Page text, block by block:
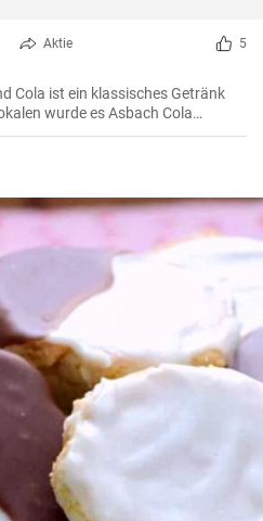
Aktie 5
Cola ist ein klassisches Getränk
wurde es Asbach Cola
Mischen sie es selber